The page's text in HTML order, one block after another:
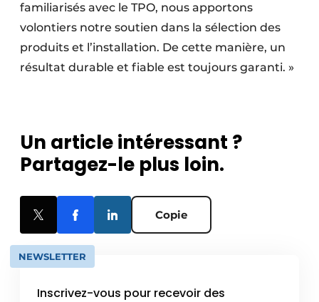
familiarisés avec le TPO, nous apportons
volontiers notre soutien dans la sélection des
produits et l’installation. De cette manière, un
résultat durable et fiable est toujours garanti. »
Un article intéressant ?
Partagez-le plus loin.
Copie
NEWSLETTER
Inscrivez-vous pour recevoir des